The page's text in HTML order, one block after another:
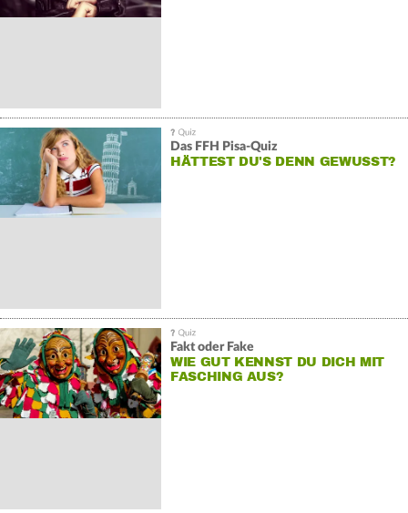
Das FFH Pisa-Quiz
HÄTTEST DU'S DENN GEWUSST?
Fakt oder Fake
WIE GUT KENNST DU DICH MIT
FASCHING AUS?